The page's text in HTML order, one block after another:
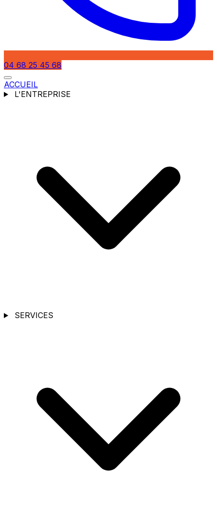
04 68 25 45 68
ACCUEIL
L'ENTREPRISE
SERVICES